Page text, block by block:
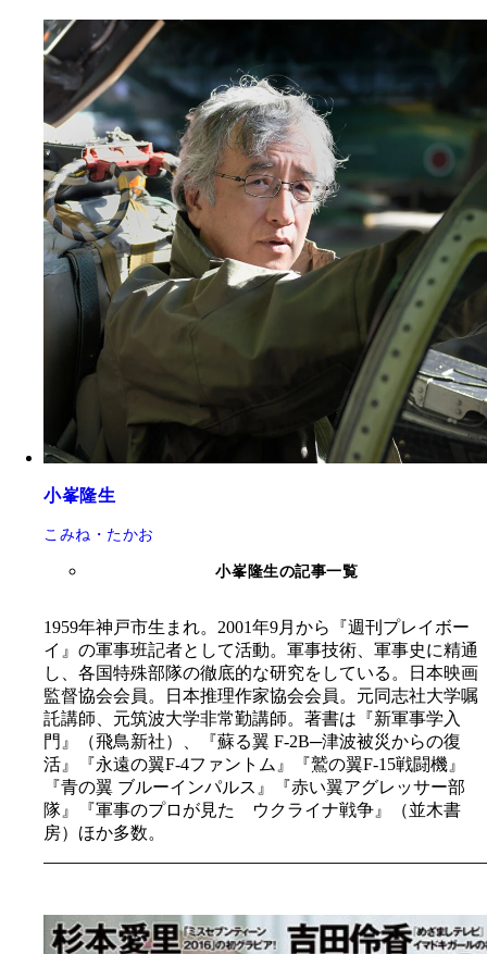
小峯隆生
こみね・たかお
小峯隆生の記事一覧
1959年神戸市生まれ。2001年9月から『週刊プレイボー
イ』の軍事班記者として活動。軍事技術、軍事史に精通
し、各国特殊部隊の徹底的な研究をしている。日本映画
監督協会会員。日本推理作家協会会員。元同志社大学嘱
託講師、元筑波大学非常勤講師。著書は『新軍事学入
門』（飛鳥新社）、『蘇る翼 F-2B─津波被災からの復
活』『永遠の翼F-4ファントム』『鷲の翼F-15戦闘機』
『青の翼 ブルーインパルス』『赤い翼アグレッサー部
隊』『軍事のプロが見た ウクライナ戦争』（並木書
房）ほか多数。